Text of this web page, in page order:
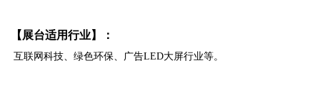
【展台适用行业】：
互联网科技、绿色环保、广告LED大屏行业等。